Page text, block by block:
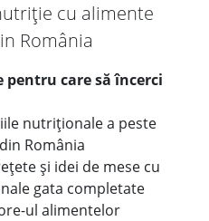
cu alimente
România
care să încerci
nutriționale a peste
România
și idei de mese cu
gata completate
ul alimentelor